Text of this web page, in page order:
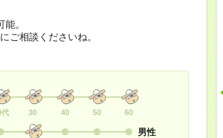
。
ご相談くださいね。
代 30 40 50 60
男性